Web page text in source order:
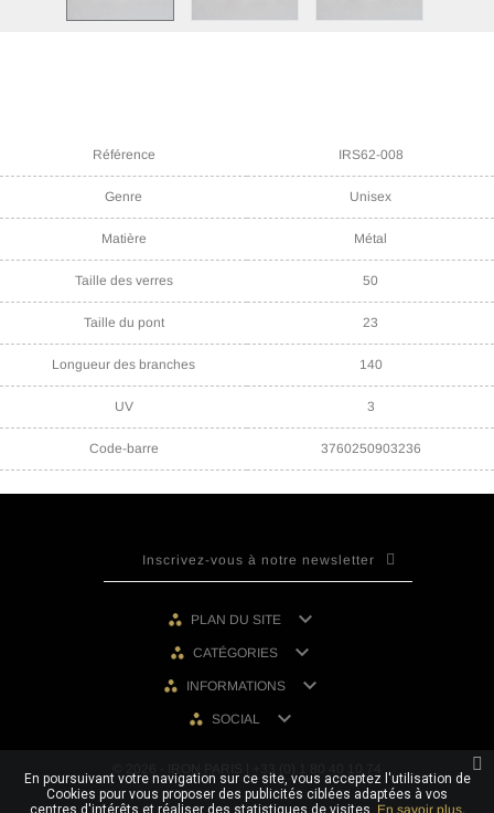
Référence IRS62-008
Genre Unisex
Matière Métal
Taille des verres 50
Taille du pont 23
Longueur des branches 140
UV 3
Code-barre 3760250903236
PLAN DU SITE 
CATÉGORIES 
INFORMATIONS 
SOCIAL 
En poursuivant votre navigation sur ce site, vous acceptez l'utilisation de
Cookies pour vous proposer des publicités ciblées adaptées à vos
centres d'intérêts et réaliser des statistiques de visites. En savoir plus.